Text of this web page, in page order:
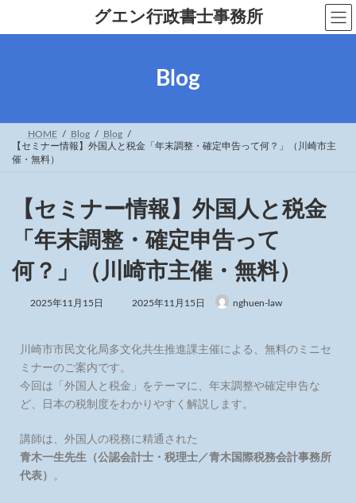
グエン行政書士事務所
Blog
HOME Blog
Blog
【セミナー情報】外国人と税金「年末調整・確定申告って何？」（川崎市主
催・無料）
【セミナー情報】外国人と税金
「年末調整・確定申告って
何？」（川崎市主催・無料）
2025年11月15日 2025年11月15日 nghuen-law
川崎市市民文化局多文化共生推進課主催による、無料のミニセ
ミナーのご案内です。
今回は「外国人と税金」をテーマに、年末調整や確定申告な
ど、日本の税制度をわかりやすく解説します。
講師は、外国人の税務に精通された
青木一生先生（公認会計士・税理士／青木国際税務会計事務所
代表）
。